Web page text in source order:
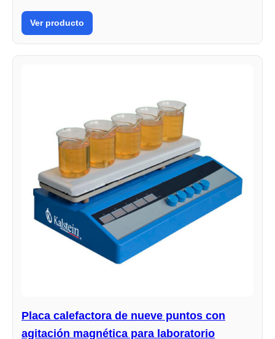
Ver producto
Placa calefactora de nueve puntos con
agitación magnética para laboratorio